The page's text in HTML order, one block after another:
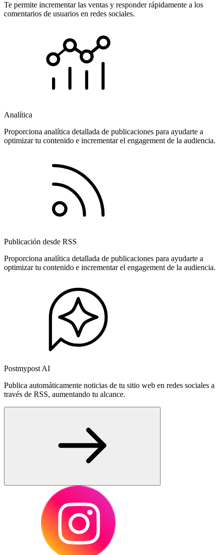
Te permite incrementar las ventas y responder rápidamente a los
comentarios de usuarios en redes sociales.
Analítica
Proporciona analítica detallada de publicaciones para ayudarte a
optimizar tu contenido e incrementar el engagement de la audiencia.
Publicación desde RSS
Proporciona analítica detallada de publicaciones para ayudarte a
optimizar tu contenido e incrementar el engagement de la audiencia.
Postmypost AI
Publica automáticamente noticias de tu sitio web en redes sociales a
través de RSS, aumentando tu alcance.